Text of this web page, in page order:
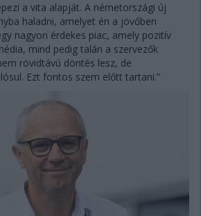
a vita alapját. A németországi új
haladni, amelyet én a jövőben
nagyon érdekes piac, amely pozitív
mind pedig talán a szervezők
rövidtávú döntés lesz, de
Ezt fontos szem előtt tartani.”